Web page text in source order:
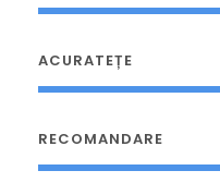
ACURATEȚE
RECOMANDARE